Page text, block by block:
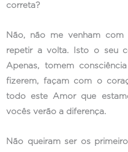
correta?
Não, não me venham com
repetir a volta. Isto o seu
Apenas, tomem
fizerem, façam com o
todo este Amor que
vocês verão a diferença.
Não queiram ser os